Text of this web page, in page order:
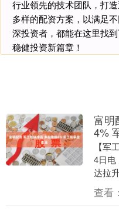
行业领先的技术团队，打
多样的配资方案，以满足
深投资者，都能在这里找
稳健投资新篇章！
富明
4%
【军
4日电
达拉
建设
查看：